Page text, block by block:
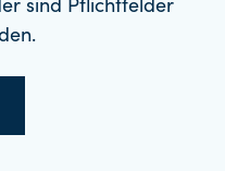
sind Pflichtfelder